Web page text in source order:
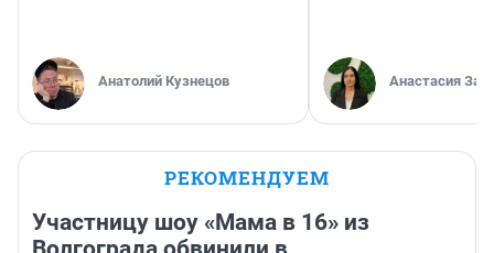
Анатолий Кузнецов Анастасия
РЕКОМЕНДУЕМ
Участницу шоу «Мама в 16» из